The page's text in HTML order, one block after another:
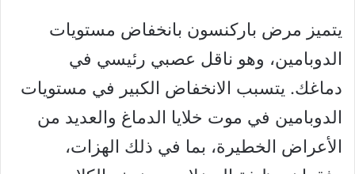
يتميز مرض باركنسون بانخفاض مستويات
الدوبامين، وهو ناقل عصبي رئيسي في
دماغك. يتسبب الانخفاض الكبير في مستويات
الدوبامين في موت خلايا الدماغ والعديد من
الأعراض الخطيرة، بما في ذلك الهزات،